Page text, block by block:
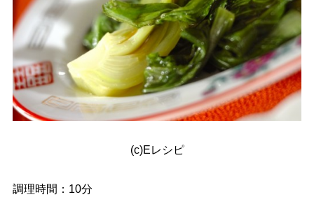
(c)Eレシピ
調理時間：10分